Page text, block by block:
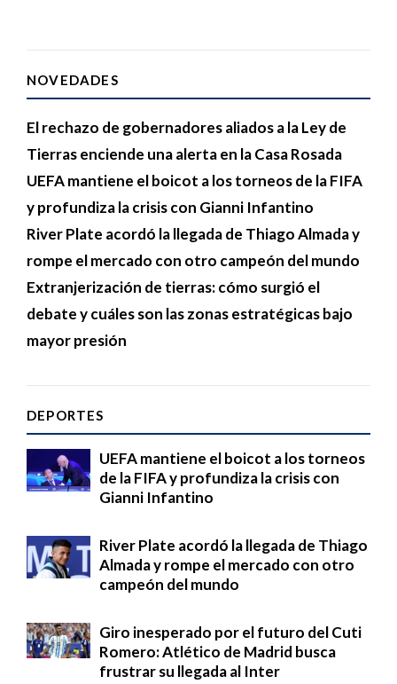
NOVEDADES
El rechazo de gobernadores aliados a la Ley de
Tierras enciende una alerta en la Casa Rosada
UEFA mantiene el boicot a los torneos de la FIFA
y profundiza la crisis con Gianni Infantino
River Plate acordó la llegada de Thiago Almada y
rompe el mercado con otro campeón del mundo
Extranjerización de tierras: cómo surgió el
debate y cuáles son las zonas estratégicas bajo
mayor presión
DEPORTES
UEFA mantiene el boicot a los torneos
de la FIFA y profundiza la crisis con
Gianni Infantino
River Plate acordó la llegada de Thiago
Almada y rompe el mercado con otro
campeón del mundo
Giro inesperado por el futuro del Cuti
Romero: Atlético de Madrid busca
frustrar su llegada al Inter